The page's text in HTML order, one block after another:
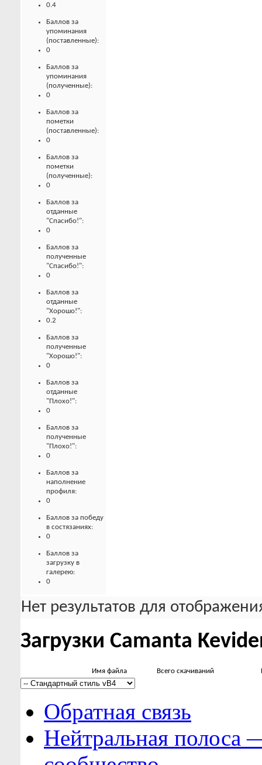
0.4
Баллов за
упоминания
(поставленные):
0
Баллов за
упоминания
(полученные):
0
Баллов за
пометки
(поставленные):
0
Баллов за
пометки
(полученные):
0
Баллов за
отданные
"Спасибо!":
0
Баллов за
полученные
"Спасибо!":
0
Баллов за
отданные
"Хорошо!":
0.2
Баллов за
полученные
"Хорошо!":
0
Баллов за
отданные
"Плохо!":
0
Баллов за
полученные
"Плохо!":
0
Баллов за
наполнение
профиля:
0
Баллов за победу
в состязаниях:
0
Баллов за
загрузку в
галерею:
0
Нет результатов для
Загрузки Camanta
Имя файла Всего скачиваний
Обратная связь
Нейтральная полоса